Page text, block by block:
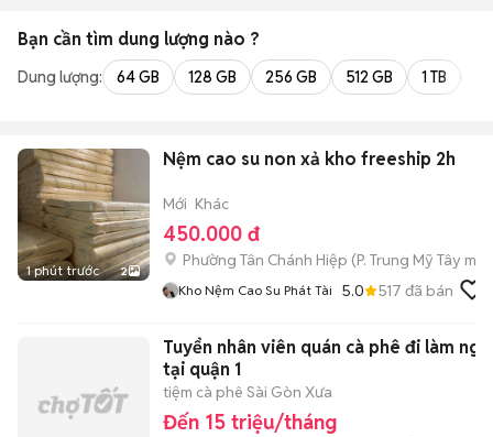
Bạn cần tìm dung lượng nào ?
Dung lượng: 64 GB 128 GB 256 GB 512 GB 1 TB
1 phút trước 2
Nệm cao su non xả kho freeship 2h
Mới Khác
450.000 đ
Phường Tân Chánh Hiệp (P. Trung Mỹ Tây mới)
Kho Nệm Cao Su Phát Tài 5.0 517 đã bán
Tuyển nhân viên quán cà phê đi làm
tại quận 1
tiệm cà phê Sài Gòn Xưa
Đến 15 triệu/tháng